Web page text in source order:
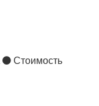
Стоимость